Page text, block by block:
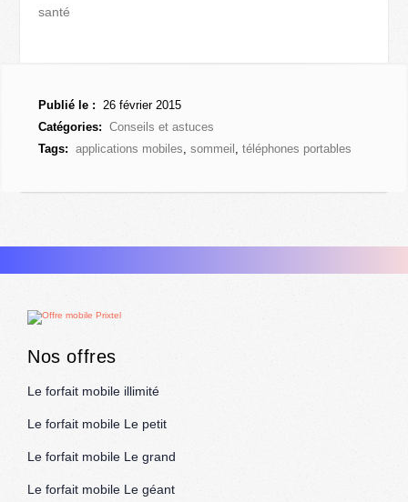
santé
Publié le :
26 février 2015
Catégories:
Conseils et astuces
Tags:
applications mobiles ,sommeil ,téléphones portables
Nos offres
Le forfait mobile illimité
Le forfait mobile Le petit
Le forfait mobile Le grand
Le forfait mobile Le géant